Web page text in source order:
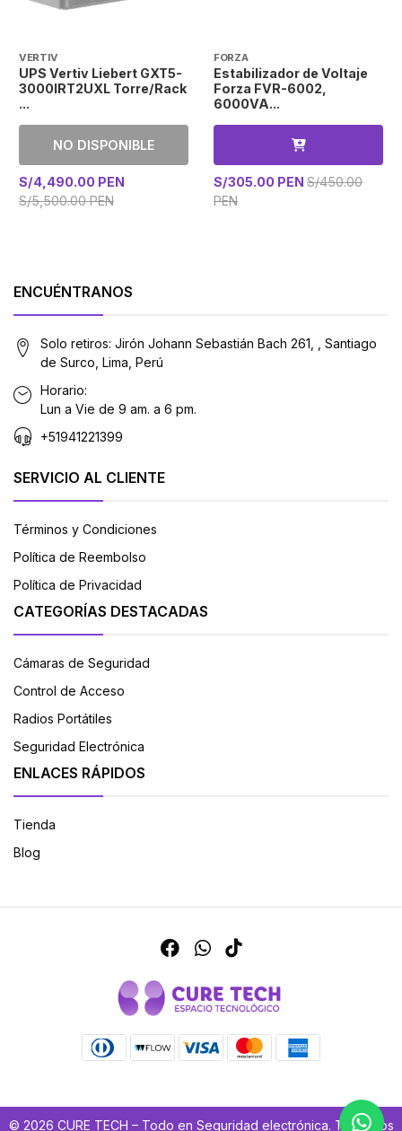
VERTIV
UPS Vertiv Liebert GXT5-
3000IRT2UXL Torre/Rack
...
NO DISPONIBLE
S/4,490.00 PEN
S/5,500.00 PEN
FORZA
Estabilizador de Voltaje
Forza FVR-6002,
6000VA...
S/305.00 PEN S/450.00
PEN
ENCUÉNTRANOS
Solo retiros: Jirón Johann Sebastián Bach 261, , Santiago
de Surco, Lima, Perú
Horario:
Lun a Vie de 9 am. a 6 pm.
+51941221399
SERVICIO AL CLIENTE
Términos y Condiciones
Política de Reembolso
Política de Privacidad
CATEGORÍAS DESTACADAS
Cámaras de Seguridad
Control de Acceso
Radios Portátiles
Seguridad Electrónica
ENLACES RÁPIDOS
Tienda
Blog
© 2026 CURE TECH – Todo en Seguridad electrónica. Todos los